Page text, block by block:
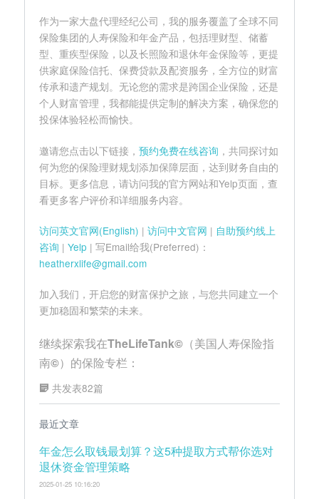
作为一家大盘代理经纪公司，我的服务覆盖了全球不同
保险集团的人寿保险和年金产品，包括理财型、储蓄
型、重疾型保险，以及长照险和退休年金保险等，更提
供家庭保险信托、保费贷款及配资服务，全方位的财富
传承和遗产规划。无论您的需求是跨国企业保险，还是
个人财富管理，我都能提供定制的解决方案，确保您的
投保体验轻松而愉快。
邀请您点击以下链接， 预约免费在线咨询 ，共同探讨如
何为您的保险理财规划添加保障层面，达到财务自由的
目标。更多信息，请访问我的官方网站和Yelp页面，查
看更多客户评价和详细服务内容。
访问英文官网(English) | 访问中文官网 | 自助预约线上
咨询 | Yelp | 写Email给我(Preferred)：
heatherxlife@gmail.com
加入我们，开启您的财富保护之旅，与您共同建立一个
更加稳固和繁荣的未来。
继续探索我在TheLifeTank©（美国人寿保险指
南©）的保险专栏：
共发表82篇
最近文章
年金怎么取钱最划算？这5种提取方式帮你选对
退休资金管理策略
2025-01-25 10:16:20